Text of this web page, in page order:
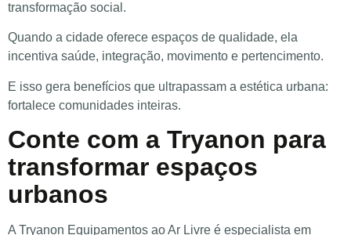
transformação social.
Quando a cidade oferece espaços de qualidade, ela
incentiva saúde, integração, movimento e pertencimento.
E isso gera benefícios que ultrapassam a estética urbana:
fortalece comunidades inteiras.
Conte com a Tryanon para
transformar espaços
urbanos
A Tryanon Equipamentos ao Ar Livre é especialista em